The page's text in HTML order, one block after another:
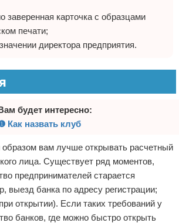
заверенная карточка с образцами
печати;
директора предприятия.
будет интересно:
Как назвать клуб
вам лучше открывать расчетный
лица. Существует ряд моментов,
предпринимателей старается
выезд банка по адресу регистрации;
открытии). Если таких требований у
банков, где можно быстро открыть